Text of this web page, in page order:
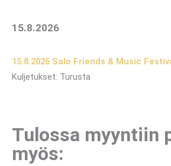
15.8.2026
15.8.2026 Salo Friends & Music
Kuljetukset: Turusta
Tulossa myyntiin
myös: